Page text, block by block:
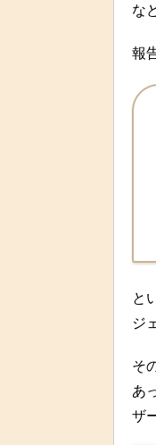
な
報
と
ジ
そ
あ
ザ